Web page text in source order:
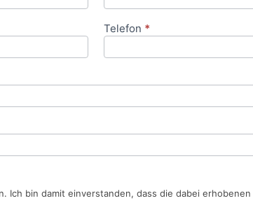
Telefon *
Ich bin damit einverstanden, dass die dabei